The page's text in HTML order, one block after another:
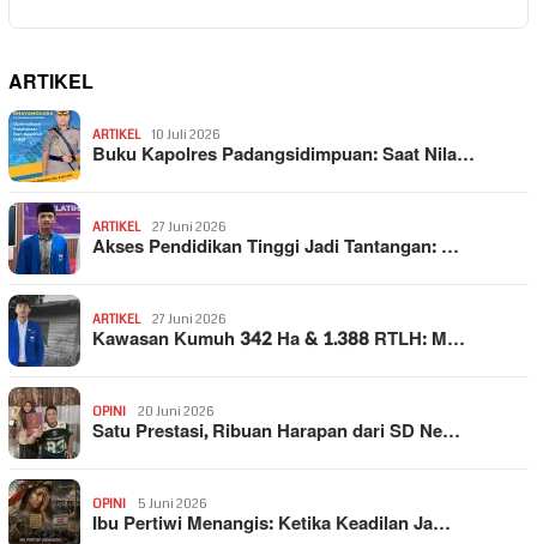
ARTIKEL
ARTIKEL 10 Juli 2026
Buku Kapolres Padangsidimpuan: Saat Nila…
ARTIKEL 27 Juni 2026
Akses Pendidikan Tinggi Jadi Tantangan: …
ARTIKEL 27 Juni 2026
Kawasan Kumuh 342 Ha & 1.388 RTLH: M…
OPINI 20 Juni 2026
Satu Prestasi, Ribuan Harapan dari SD Ne…
OPINI 5 Juni 2026
Ibu Pertiwi Menangis: Ketika Keadilan Ja…